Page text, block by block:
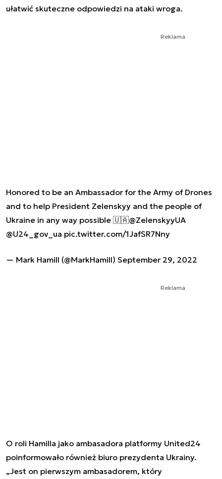
ułatwić skuteczne odpowiedzi na ataki wroga.
Reklama
Honored to be an Ambassador for the Army of Drones
and to help President Zelenskyy and the people of
Ukraine in any way possible 🇺🇦@ZelenskyyUA
@U24_gov_ua pic.twitter.com/1JafSR7Nny
— Mark Hamill (@MarkHamill) September 29, 2022
Reklama
O roli Hamilla jako ambasadora platformy United24
poinformowało również biuro prezydenta Ukrainy.
„Jest on pierwszym ambasadorem, który